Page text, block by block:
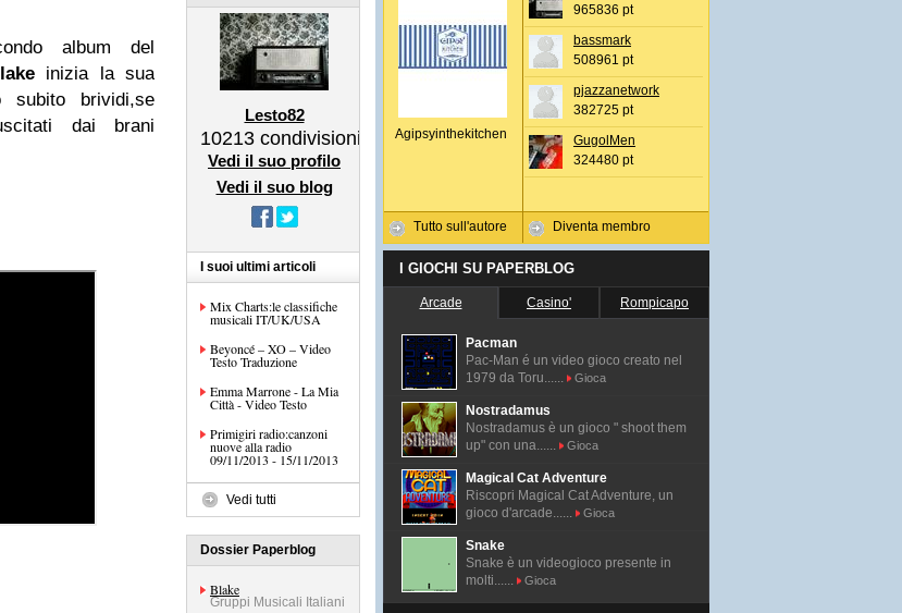
album del
inizia la sua
subito brividi,se
dai brani
Lesto82
10213 condivisioni
Vedi il suo profilo
Vedi il suo blog
I suoi ultimi articoli
Mix Charts:le classifiche
musicali IT/UK/USA
Beyoncé – XO – Video
Testo Traduzione
Emma Marrone - La Mia
Città - Video Testo
Primigiri radio:canzoni
nuove alla radio
09/11/2013 - 15/11/2013
Vedi tutti
Dossier Paperblog
Blake
Gruppi Musicali Italiani
Agipsyinthekitchen
Tutto sull'autore
965836 pt
bassmark
508961 pt
pjazzanetwork
382725 pt
GugolMen
324480 pt
Diventa membro
I GIOCHI SU PAPERBLOG
Arcade Casino' Rompicapo
Pacman
Pac-Man é un video gioco creato nel
1979 da Toru......
Gioca
Nostradamus
Nostradamus è un gioco " shoot them
up" con una......
Gioca
Magical Cat Adventure
Riscopri Magical Cat Adventure, un
gioco d'arcade......
Gioca
Snake
Snake è un videogioco presente in
molti......
Gioca